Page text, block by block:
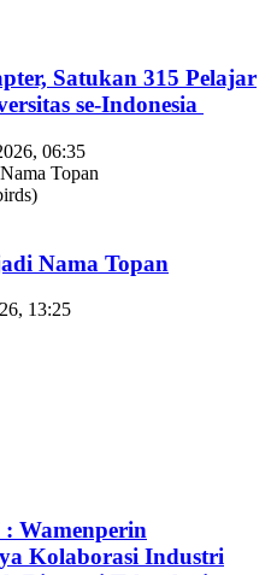
Satukan 315 Pelajar
se-Indonesia
06:35
Nama Topan
13:25
Wamenperin
Kolaborasi Industri